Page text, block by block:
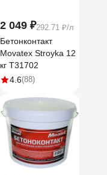
2 049 ₽292.71 ₽/л
Бетонконтакт
Movatex Stroyka 12
кг Т31702
4.6(88)